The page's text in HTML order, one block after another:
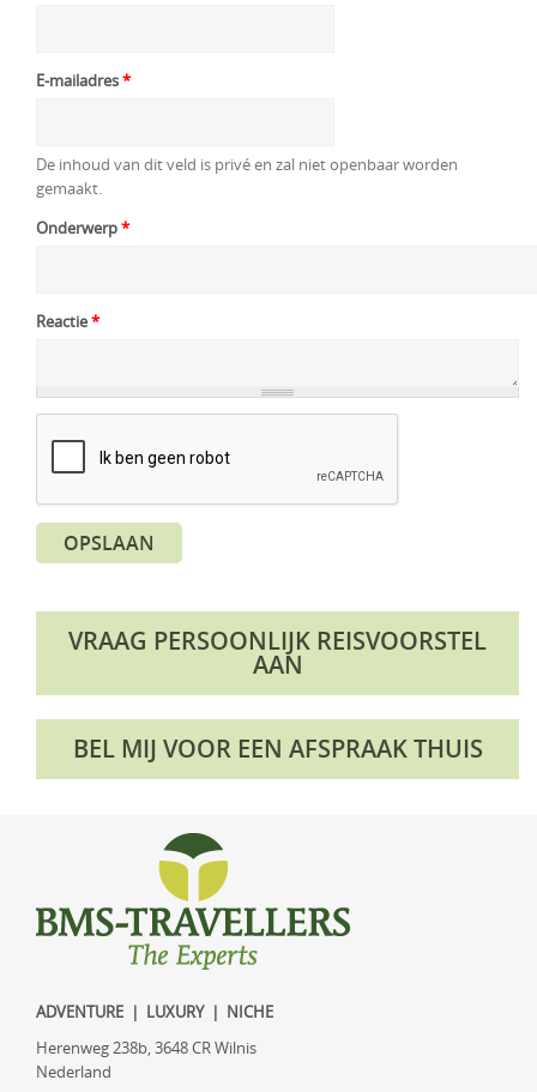
E-mailadres*
De inhoud van dit veld is privé en zal niet openbaar worden
gemaakt.
Onderwerp*
Reactie*
OPSLAAN
VRAAG PERSOONLIJK REISVOORSTEL
AAN
BEL MIJ VOOR EEN AFSPRAAK THUIS
ADVENTURE | LUXURY | NICHE
Herenweg 238b, 3648 CR Wilnis
Nederland